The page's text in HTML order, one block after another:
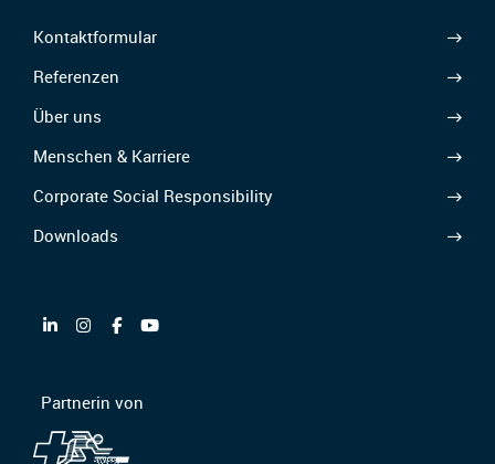
Kontaktformular
Referenzen
Über uns
Menschen & Karriere
Corporate Social Responsibility
Downloads
Partnerin von